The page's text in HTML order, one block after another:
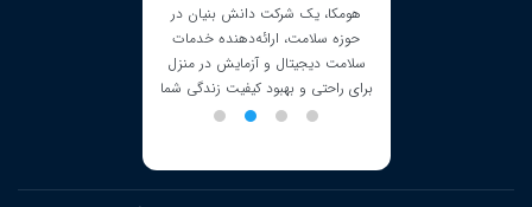
هومکا دارای مجوز کسب‌و‌کارهای
مجازی است که از طریق آن، هویت
مالک هومکا و محل فعالیت این شرکت
احراز شده است.